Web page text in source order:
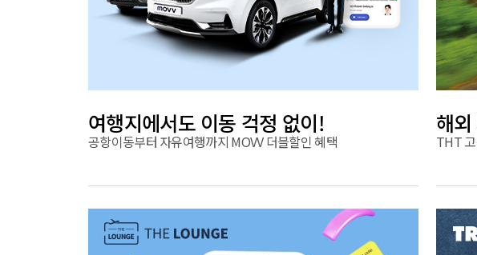
여행지에서도 이동 걱정 없이!
공항이동부터 자유여행까지 MOVV 더블할인 혜택
해
THT